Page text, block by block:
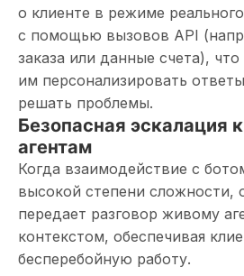
о клиенте в режиме
с помощью вызовов API
заказа или данные счета), что
им персонализировать
решать проблемы.
Безопасная эскалация
агентам
Когда взаимодействие с
высокой степени сложности,
передает разговор живому
контекстом, обеспечивая
бесперебойную работу.